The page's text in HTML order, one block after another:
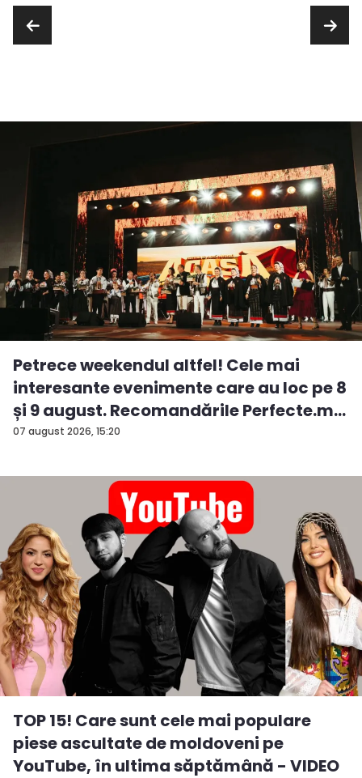
07 august 2026, 15:20
Petrece weekendul altfel! Cele mai
interesante evenimente care au loc pe 8
și 9 august. Recomandările Perfecte.m...
TOP 15! Care sunt cele mai populare
piese ascultate de moldoveni pe
YouTube, în ultima săptămână - VIDEO